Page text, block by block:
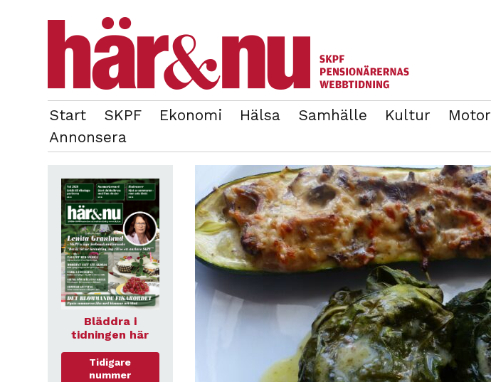
Start SKPF Ekonomi Hälsa Samhälle Kultur Motor
Annonsera
OM REDAKTIONEN
Bläddra i
tidningen här
Tidigare
nummer